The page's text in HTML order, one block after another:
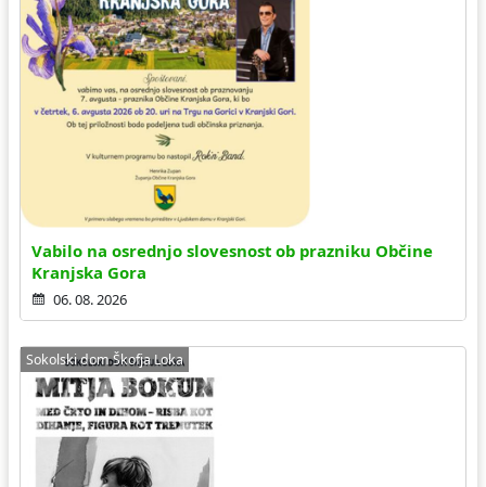
Vabilo na osrednjo slovesnost ob prazniku Občine
Kranjska Gora
06. 08. 2026
Sokolski dom Škofja Loka